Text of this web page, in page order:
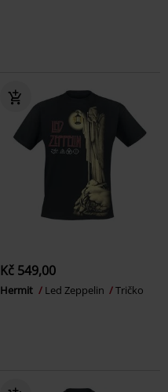
Kč 549,00
Hermit Led Zeppelin Tričko